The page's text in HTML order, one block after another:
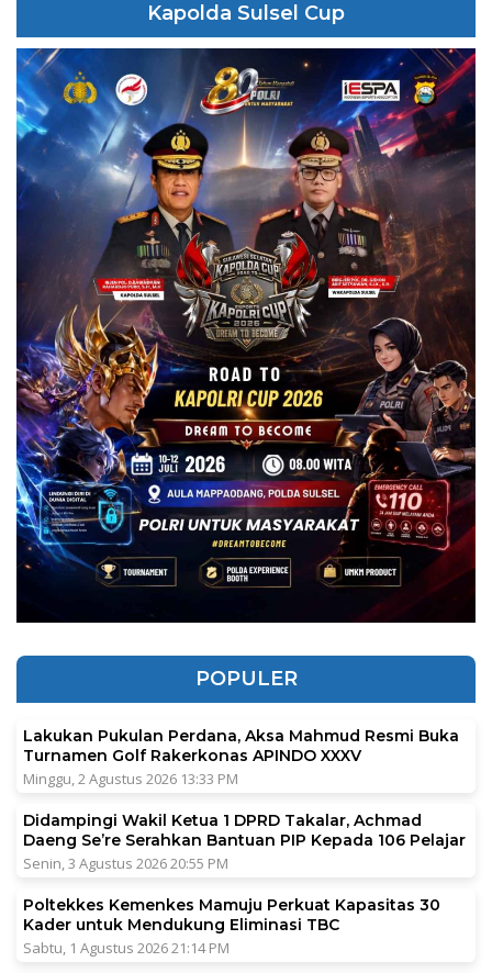
Kapolda Sulsel Cup
POPULER
Lakukan Pukulan Perdana, Aksa Mahmud Resmi Buka
Turnamen Golf Rakerkonas APINDO XXXV
Minggu, 2 Agustus 2026 13:33 PM
Didampingi Wakil Ketua 1 DPRD Takalar, Achmad
Daeng Se’re Serahkan Bantuan PIP Kepada 106 Pelajar
Senin, 3 Agustus 2026 20:55 PM
Poltekkes Kemenkes Mamuju Perkuat Kapasitas 30
Kader untuk Mendukung Eliminasi TBC
Sabtu, 1 Agustus 2026 21:14 PM